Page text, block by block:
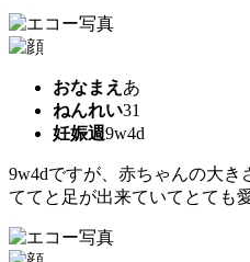
おなまえ あ
ねんれい31
妊娠週9w4d
9w4dですが、赤ちゃんの大
ててと足が出来ていてとても